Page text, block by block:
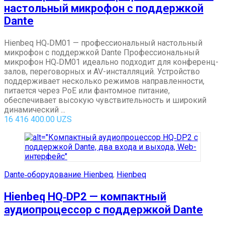
настольный микрофон с поддержкой
Dante
Hienbeq HQ‑DM01 — профессиональный настольный
микрофон с поддержкой Dante Профессиональный
микрофон HQ‑DM01 идеально подходит для конференц-
залов, переговорных и AV-инсталляций. Устройство
поддерживает несколько режимов направленности,
питается через PoE или фантомное питание,
обеспечивает высокую чувствительность и широкий
динамический ...
16 416 400.00 UZS
Dante‑оборудование Hienbeq, Hienbeq
Hienbeq HQ‑DP2 — компактный
аудиопроцессор с поддержкой Dante